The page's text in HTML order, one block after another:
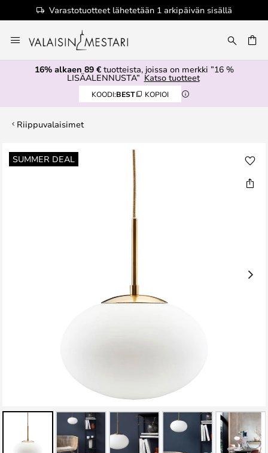
Varastotuotteet lähetetään 1 arkipäivän sisällä
to
Content
16% alkaen 89 €tuotteista, joissa on merkki ”16 %
LISÄALENNUSTA” Katso tuotteet
KOODI:BEST KOPIOI
Riippuvalaisimet
SUMMER DEAL
Skip
to